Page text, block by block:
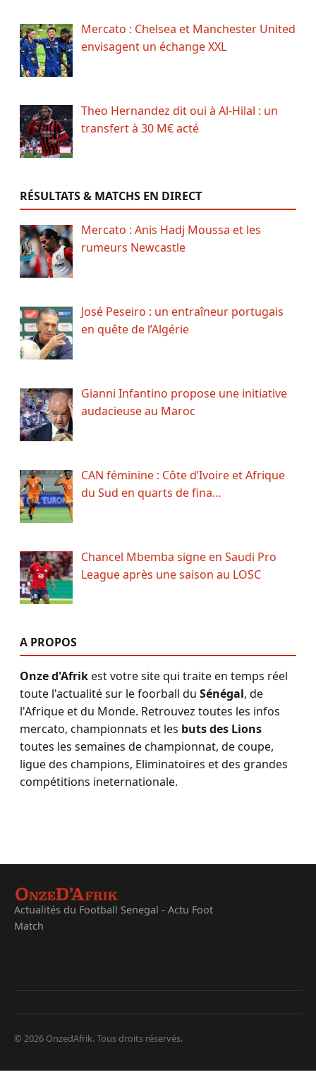
Mercato : Chelsea et Manchester United
envisagent un échange XXL
Theo Hernandez dit oui à Al-Hilal : un
transfert à 30 M€ acté
RÉSULTATS & MATCHS EN DIRECT
Mercato : Anis Hadj Moussa et les
rumeurs Newcastle
José Peseiro : un entraîneur portugais
en quête de l’Algérie
Gianni Infantino propose une initiative
audacieuse au Maroc
CAN féminine : Côte d’Ivoire et Afrique
du Sud en quarts de fina…
Chancel Mbemba signe en Saudi Pro
League après une saison au LOSC
A PROPOS
Onze d'Afrikest votre site qui traite en temps réel
toute l'actualité sur le foorball du Sénégal, de
l'Afrique et du Monde. Retrouvez toutes les infos
mercato, championnats et les buts des Lions
toutes les semaines de championnat, de coupe,
ligue des champions, Eliminatoires et des grandes
compétitions ineternationale.
Actualités du Football Senegal - Actu Foot
Match
© 2026 OnzedAfrik. Tous droits réservés.